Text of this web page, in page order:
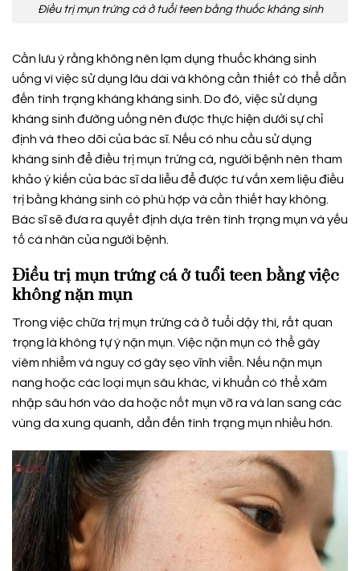
Điều trị mụn trứng cá ở tuổi teen bằng thuốc kháng sinh
Cần lưu ý rằng không nên lạm dụng thuốc kháng sinh
uống vì việc sử dụng lâu dài và không cần thiết có thể dẫn
đến tình trạng kháng kháng sinh. Do đó, việc sử dụng
kháng sinh đường uống nên được thực hiện dưới sự chỉ
định và theo dõi của bác sĩ. Nếu có nhu cầu sử dụng
kháng sinh để điều trị mụn trứng cá, người bệnh nên tham
khảo ý kiến của bác sĩ da liễu để được tư vấn xem liệu điều
trị bằng kháng sinh có phù hợp và cần thiết hay không.
Bác sĩ sẽ đưa ra quyết định dựa trên tình trạng mụn và yếu
tố cá nhân của người bệnh
Điều trị mụn trứng cá ở tuổi teen bằng việc
không nặn mụn
Trong việc chữa trị mụn trứng cá ở tuổi dậy thì, rất quan
trọng là không tự ý nặn mụn. Việc nặn mụn có thể gây
viêm nhiễm và nguy cơ gây sẹo vĩnh viễn. Nếu nặn mụn
nang hoặc các loại mụn sâu khác, vi khuẩn có thể xâm
nhập sâu hơn vào da hoặc nốt mụn vỡ ra và lan sang các
vùng da xung quanh, dẫn đến tình trạng mụn nhiều hơn.